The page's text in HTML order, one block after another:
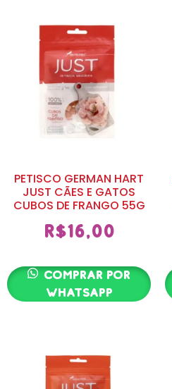
PETISCO GERMAN HART
JUST CÃES E GATOS
CUBOS DE FRANGO 55G
R$16,00
Comprar por
whatsapp